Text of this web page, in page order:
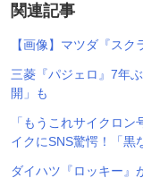
関連記事
【画像】マツダ『ス
三菱『パジェロ』7年
開」も
「もうこれサイクロ
イクにSNS驚愕！「黒
ダイハツ『ロッキー』